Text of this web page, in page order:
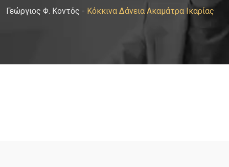
Γεώργιος Φ. Κοντός - Κόκκινα Δάνεια Ακαμάτρα Ικαρίας